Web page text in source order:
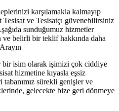
karşılamakla kalmayıp
ve Tesisatçı güvenebilirsiniz
sunduğumuz hizmetler
belirli bir teklif hakkında daha
bir isim olarak işimizi çok ciddiye
hizmetine kıyasla eşsiz
sürekli genişler ve
gelecekte bize geri dönmeye